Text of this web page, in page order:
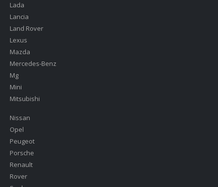
Lada
Lancia
Land Rover
Lexus
Mazda
Mercedes-Benz
Mg
Mini
Mitsubishi
Nissan
Opel
Peugeot
Porsche
Renault
Rover